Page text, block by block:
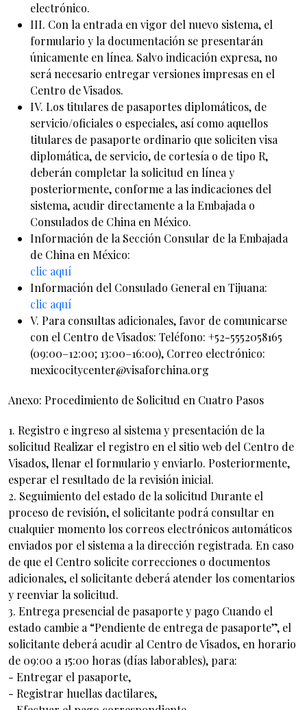
electrónico.
III. Con la entrada en vigor del nuevo sistema, el
formulario y la documentación se presentarán
únicamente en línea. Salvo indicación expresa, no
será necesario entregar versiones impresas en el
Centro de Visados.
IV. Los titulares de pasaportes diplomáticos, de
servicio/oficiales o especiales, así como aquellos
titulares de pasaporte ordinario que soliciten visa
diplomática, de servicio, de cortesía o de tipo R,
deberán completar la solicitud en línea y
posteriormente, conforme a las indicaciones del
sistema, acudir directamente a la Embajada o
Consulados de China en México.
Información de la Sección Consular de la Embajada
de China en México:
clic aquí
Información del Consulado General en Tijuana:
clic aquí
V. Para consultas adicionales, favor de comunicarse
con el Centro de Visados: Teléfono: +52-5552058165
(09:00–12:00; 13:00–16:00), Correo electrónico:
mexicocitycenter@visaforchina.org
Anexo: Procedimiento de Solicitud en Cuatro Pasos
1. Registro e ingreso al sistema y presentación de la
solicitud Realizar el registro en el sitio web del Centro de
Visados, llenar el formulario y enviarlo. Posteriormente,
esperar el resultado de la revisión inicial.
2. Seguimiento del estado de la solicitud Durante el
proceso de revisión, el solicitante podrá consultar en
cualquier momento los correos electrónicos automáticos
enviados por el sistema a la dirección registrada. En caso
de que el Centro solicite correcciones o documentos
adicionales, el solicitante deberá atender los comentarios
y reenviar la solicitud.
3. Entrega presencial de pasaporte y pago Cuando el
estado cambie a “Pendiente de entrega de pasaporte”, el
solicitante deberá acudir al Centro de Visados, en horario
de 09:00 a 15:00 horas (días laborables), para:
- Entregar el pasaporte,
- Registrar huellas dactilares,